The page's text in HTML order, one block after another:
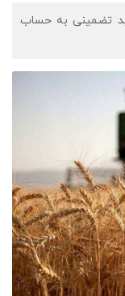
خرید تضمینی به حساب